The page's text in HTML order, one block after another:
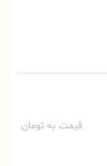
قیمت به تومان